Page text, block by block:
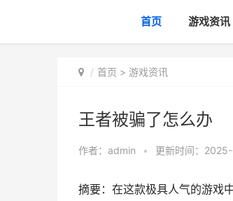
首页 游戏资讯
首页 > 游戏资讯
王者被骗了怎么办
作者： admin • 更新时间：
摘要：在这款极具人气的游戏